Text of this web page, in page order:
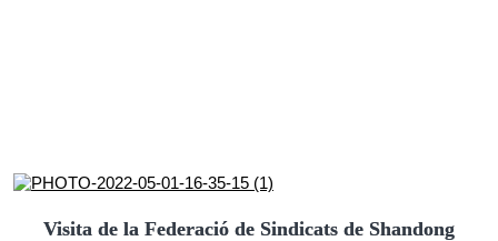
Visita de la Federació de Sindicats de Shandong